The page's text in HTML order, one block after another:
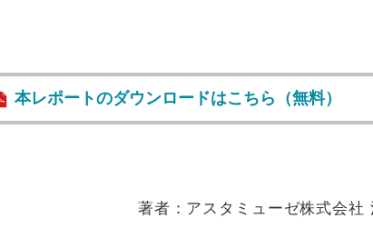
本レポートのダウンロードはこちら（無料）
著者：アスタミューゼ株式会社